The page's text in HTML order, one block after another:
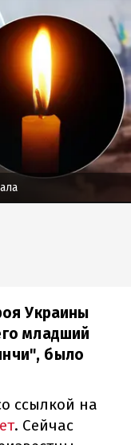
Украины
младший
было
ссылкой на
. Сейчас